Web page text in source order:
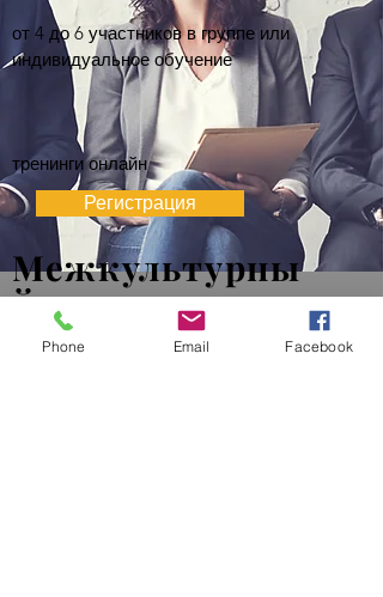
от 4 до 6 участников в группе или
индивидуальное обучение
тренинги онлайн
Регистрация
Межкультурны
й тренинг
Комбинация:
Phone Email Facebook